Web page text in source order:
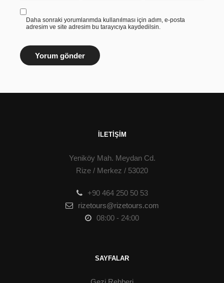
Daha sonraki yorumlarımda kullanılması için adım, e-posta
adresim ve site adresim bu tarayıcıya kaydedilsin.
İLETIŞIM
Yeniköy Mah. Meydan Cd.
Rize / Merkez / 53020
+90 464 250 50 53
rizetours@rizetours.com
08:00 - 24:00
SAYFALAR